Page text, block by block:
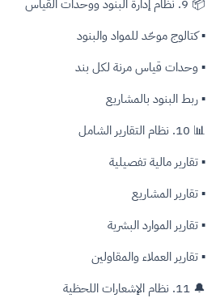
📦 9. نظام إدارة البنود ووحدات القياس
▪ كتالوج موحّد للمواد والبنود
▪ وحدات قياس مرنة لكل بند
▪ ربط البنود بالمشاريع
📊 10. نظام التقارير الشامل
▪ تقارير مالية تفصيلية
▪ تقارير المشاريع
▪ تقارير الموارد البشرية
▪ تقارير العملاء والمقاولين
🔔 11. نظام الإشعارات اللحظية